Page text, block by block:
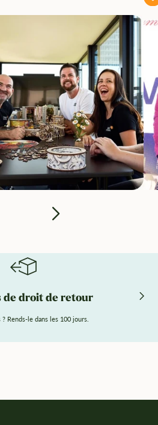
de droit de retour
? Rends-le dans les 100 jours.